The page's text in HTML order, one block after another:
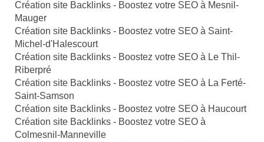
Création site Backlinks - Boostez votre SEO à Mesnil-
Mauger
Création site Backlinks - Boostez votre SEO à Saint-
Michel-d'Halescourt
Création site Backlinks - Boostez votre SEO à Le Thil-
Riberpré
Création site Backlinks - Boostez votre SEO à La Ferté-
Saint-Samson
Création site Backlinks - Boostez votre SEO à Haucourt
Création site Backlinks - Boostez votre SEO à
Colmesnil-Manneville